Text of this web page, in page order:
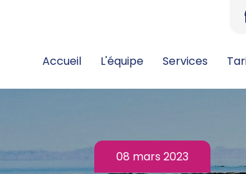
Accueil L'équipe Services
08 mars 2023